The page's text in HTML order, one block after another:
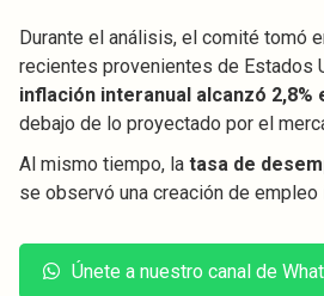
Durante el análisis, el comité tomó
recientes provenientes de Estados
inflación interanual alcanzó 2,8%
debajo de lo proyectado por el
Al mismo tiempo, la tasa de
se observó una creación de
Únete a nuestro canal de